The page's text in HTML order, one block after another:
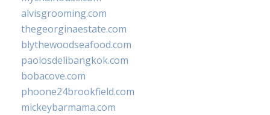
alvisgrooming.com
thegeorginaestate.com
blythewoodseafood.com
paolosdelibangkok.com
bobacove.com
phoone24brookfield.com
mickeybarmama.com